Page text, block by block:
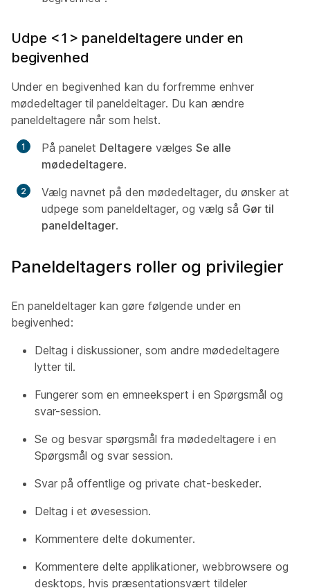
Udpe <1> paneldeltagere under en
begivenhed
Under en begivenhed kan du forfremme enhver
mødedeltager til paneldeltager. Du kan ændre
paneldeltagere når som helst.
På panelet Deltagere vælges Se alle
mødedeltagere.
Vælg navnet på den mødedeltager, du ønsker at
udpege som paneldeltager, og vælg så Gør til
paneldeltager.
Paneldeltagers roller og privilegier
En paneldeltager kan gøre følgende under en
begivenhed:
Deltag i diskussioner, som andre mødedeltagere
lytter til.
Fungerer som en emneekspert i en Spørgsmål og
svar-session.
Se og besvar spørgsmål fra mødedeltagere i en
Spørgsmål og svar session.
Svar på offentlige og private chat-beskeder.
Deltag i et øvesession.
Kommentere delte dokumenter.
Kommentere delte applikationer, webbrowsere og
desktops, hvis præsentationsvært tildeler